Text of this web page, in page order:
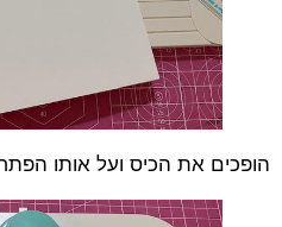
הופכים את הכיס ועל אותו הפתח